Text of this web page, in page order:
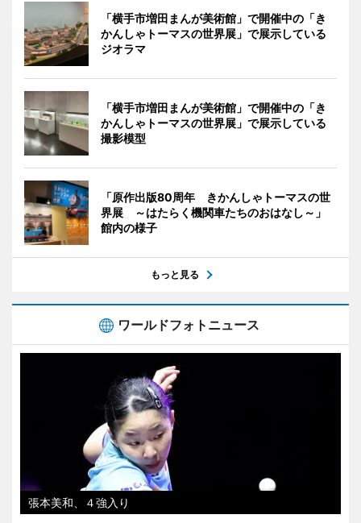
「横手市増田まんが美術館」で開催中の「き
かんしゃトーマスの世界展」で展示している
ジオラマ
「横手市増田まんが美術館」で開催中の「き
かんしゃトーマスの世界展」で展示している
撮影模型
「原作出版80周年 きかんしゃトーマスの世
界展 ～はたらく機関車たちのおはなし～」
館内の様子
もっと見る
ワールドフォトニュース
張本美和、４強入り